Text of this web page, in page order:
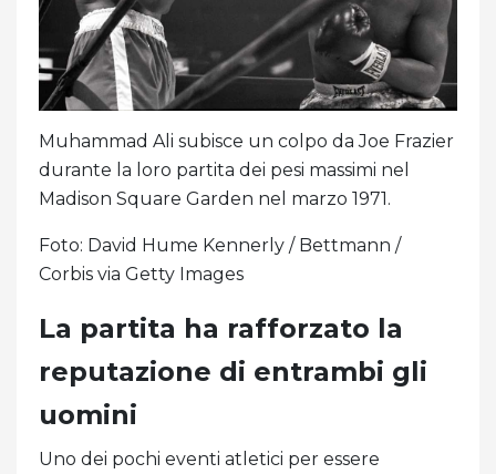
Muhammad Ali subisce un colpo da Joe Frazier
durante la loro partita dei pesi massimi nel
Madison Square Garden nel marzo 1971.
Foto: David Hume Kennerly / Bettmann /
Corbis via Getty Images
La partita ha rafforzato la
reputazione di entrambi gli
uomini
Uno dei pochi eventi atletici per essere